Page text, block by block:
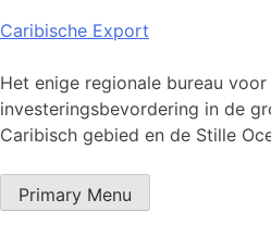
Skip
content
Caribische Export
Het enige regionale bureau voor
investeringsbevordering in de
Caribisch gebied en de Stille
Primary Menu